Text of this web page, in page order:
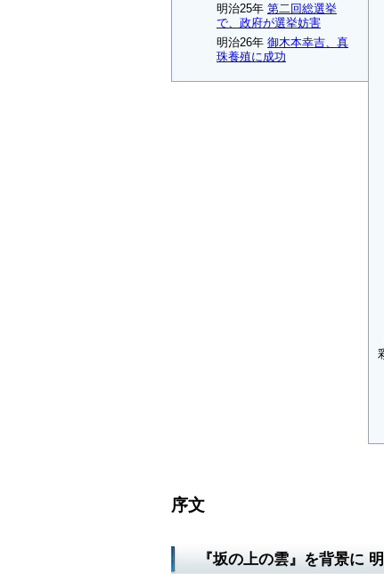
明治25年 第二回総選挙
で、政府が選挙妨害
明治26年 御木本幸吉、真
珠養殖に成功
序文
『坂の上の雲』を背景に